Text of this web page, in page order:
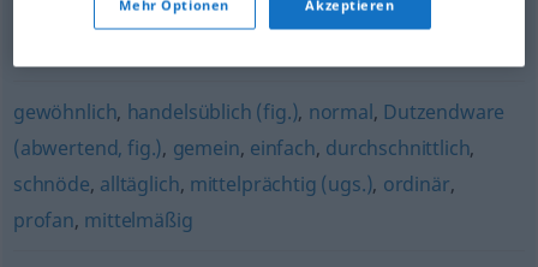
gewöhnlich, handelsüblich (fig.), normal, Dutzendware
(abwertend, fig.), gemein, einfach, durchschnittlich,
schnöde, alltäglich, mittelprächtig (ugs.), ordinär,
profan, mittelmäßig
Mehr Optionen Akzeptieren